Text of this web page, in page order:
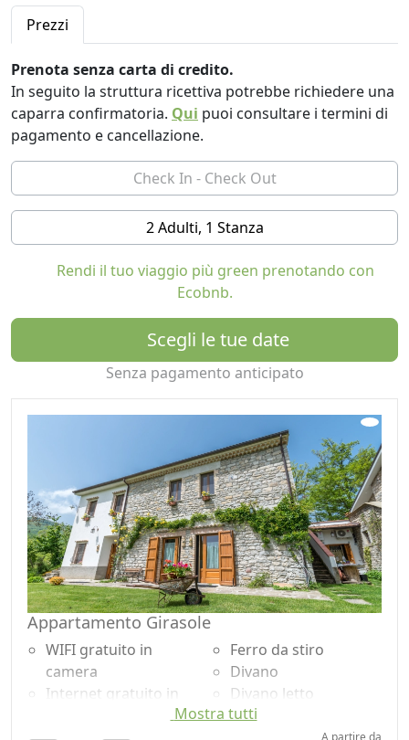
La Masseria è composta da due casali in pietra in cui
sono stati ricavati 5 appartamenti eco-efficienti, che
conservano la muratura e le volte in pietra.
Gli appartamenti, arredati con mobili di famiglia e letti
dipinti a mano, sono dotati di soggiorno con caminetto,
angolo cottura, bagno, TV satellitare, riscaldamento
autonomo con ampio spazio esterno recintato ed
attrezzato di ogni confort.
Il vecchio fienile ristrutturato secondo la tradizione
locale, conserva l'originale soffitto in legno e il grande
camino, è oggi adibito a Sala d'incontro, dove i gestori
condividono con gli ospiti gli spazi comunicando loro
Prezzi
Prenota senza carta di credito.
In seguito la struttura ricettiva potrebbe richiedere una
caparra confirmatoria. Qui puoi consultare i termini di
pagamento e cancellazione.
2 Adulti, 1 Stanza
Rendi il tuo viaggio più green prenotando con
Ecobnb.
Scegli le tue date
Senza pagamento anticipato
Appartamento Girasole
WIFI gratuito in
camera
Internet gratuito in
Ferro da stiro
Divano
Divano letto
Tavolo da pranzo
Mostra tutti
A partire da